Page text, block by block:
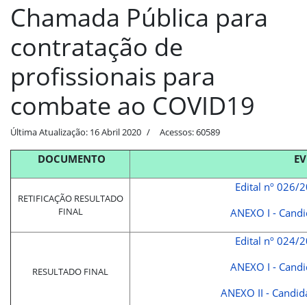
Chamada Pública para
contratação de
profissionais para
combate ao COVID19
Última Atualização: 16 Abril 2020 Acessos: 60589
DOCUMENTO
RETIFICAÇÃO RESULTADO
FINAL
Edital nº 026/
ANEXO I -
RESULTADO FINAL
Edital nº 024/
ANEXO I -
ANEXO II -